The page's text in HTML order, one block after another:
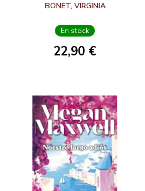
BONET, VIRGINIA
En stock
22,90 €